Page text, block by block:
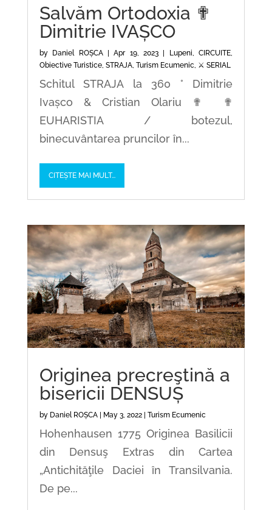
Salvăm Ortodoxia ✟
Dimitrie IVAȘCO
by Daniel ROȘCA|Apr 19, 2023 | Lupeni,CIRCUITE,
Obiective Turistice, STRAJA, Turism Ecumenic, ⚔️ SERIAL
Schitul STRAJA la 360 ° Dimitrie
Ivașco & Cristian Olariu ✟ ✟
EUHARISTIA / botezul,
binecuvântarea pruncilor în...
CITEȘTE MAI MULT...
Originea precreştină a
bisericii DENSUȘ
by Daniel ROȘCA| May 3, 2022| Turism Ecumenic
Hohenhausen 1775 Originea Basilicii
din Densuş Extras din Cartea
„Antichităţile Daciei în Transilvania.
De pe...